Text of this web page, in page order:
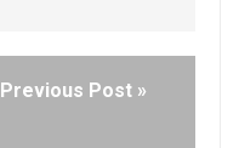
Previous Post »